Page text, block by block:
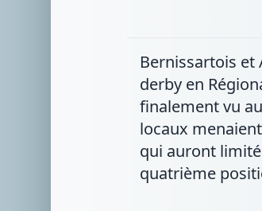
Bernissartois et
derby en
finalement vu
locaux
qui auront
quatrième